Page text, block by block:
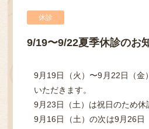
9/19〜9/22夏季休診のお
休診
9月19日（火）〜9月22日（金
いただきます。
9月23日（土）は祝日のため休
9月16日（土）の次は9月26日
TOP